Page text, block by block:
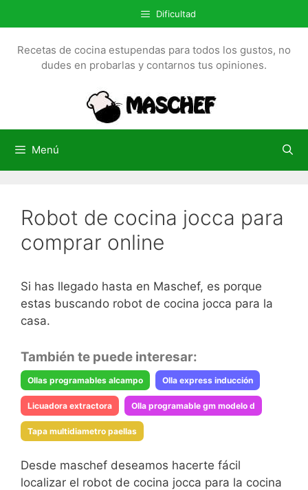
a
l
Dificultad
Recetas de cocina estupendas para todos los gustos, no
dudes en probarlas y contarnos tus opiniones.
Menú
Robot de cocina jocca para
comprar online
Si has llegado hasta en Maschef, es porque
estas buscando robot de cocina jocca para la
casa.
También te puede interesar:
Ollas programables alcampo Olla express inducción
Licuadora extractora Olla programable gm modelo d
Tapa multidiametro paellas
Desde maschef deseamos hacerte fácil
localizar el robot de cocina jocca para la cocina